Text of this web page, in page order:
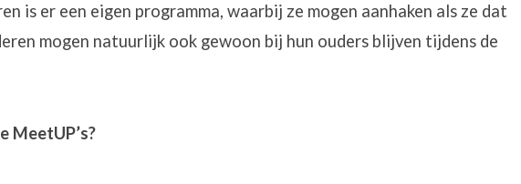
is er een eigen programma, waarbij ze mogen aanhaken als ze dat
mogen natuurlijk ook gewoon bij hun ouders blijven tijdens de
MeetUP’s?